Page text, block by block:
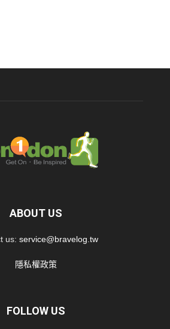
ABOUT US
us: service@bravelog.tw
隱私權政策
FOLLOW US